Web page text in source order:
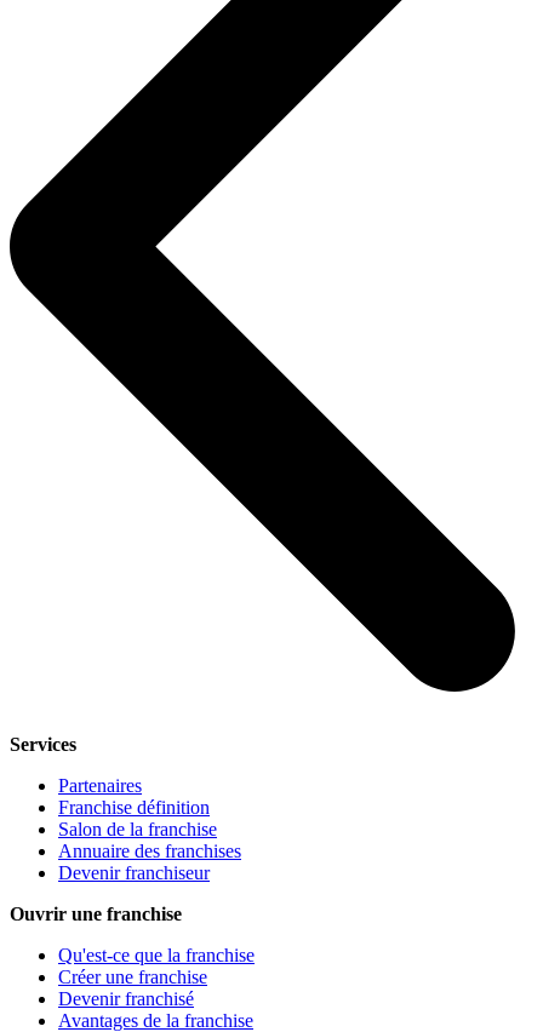
Services
Partenaires
Franchise définition
Salon de la franchise
Annuaire des franchises
Devenir franchiseur
Ouvrir une franchise
Qu'est-ce que la franchise
Créer une franchise
Devenir franchisé
Avantages de la franchise